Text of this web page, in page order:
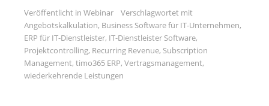
Veröffentlicht in Webinar
Verschlagwortet mit
Angebotskalkulation, Business Software für IT-Unternehmen,
ERP für IT-Dienstleister, IT-Dienstleister Software,
Projektcontrolling, Recurring Revenue, Subscription
Management, timo365 ERP, Vertragsmanagement,
wiederkehrende Leistungen